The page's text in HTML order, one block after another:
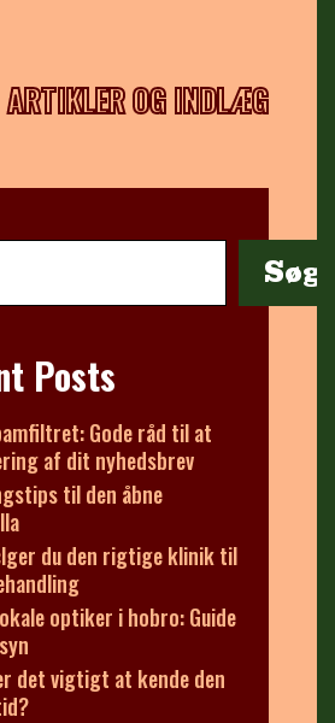
ARTIKLER OG INDLÆG
Søg
Posts
Gode råd til at
af dit nyhedsbrev
til den åbne
du den rigtige klinik til
optiker i hobro: Guide
det vigtigt at kende den